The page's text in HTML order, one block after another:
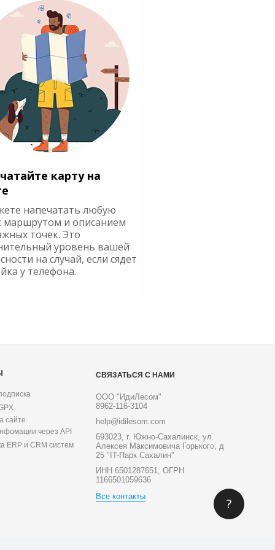
карту на
напечатать любую
маршрутом и описанием
точек. Это
уровень вашей
на случай, если сядет
у телефона.
сайте
через API
ERP и CRM систем
СВЯЗАТЬСЯ С НАМИ
ООО "ИдиЛесом"
8962-116-3104
help@idilesom.com
693023, г. Южно-Сахалинск, ул.
Алексея Максимовича Горького, д
25 "IT-Парк Сахалин"
ИНН 6501287651, ОГРН
1166501059636
Все контакты
?